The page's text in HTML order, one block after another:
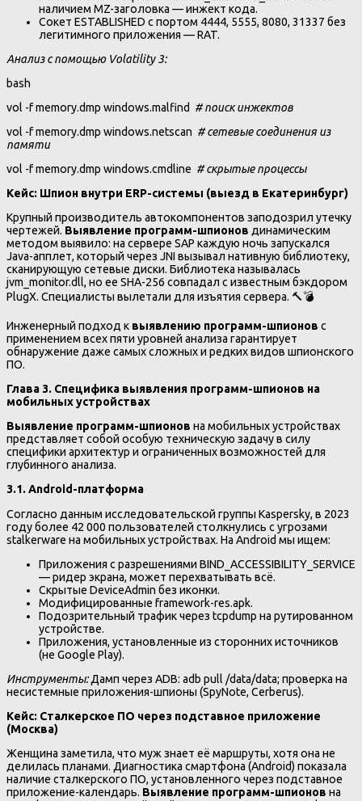
наличием MZ-заголовка — инжект кода.
Сокет ESTABLISHED с портом 4444, 5555, 8080, 31337 без
легитимного приложения — RAT.
Анализ с помощью Volatility 3:
bash
vol -f memory.dmp windows.malfind # поиск инжектов
vol -f memory.dmp windows.netscan # сетевые соединения из
памяти
vol -f memory.dmp windows.cmdline # скрытые процессы
Кейс: Шпион внутри ERP-системы (выезд в Екатеринбург)
Крупный производитель автокомпонентов заподозрил утечку
чертежей. Выявление программ-шпионов динамическим
методом выявило: на сервере SAP каждую ночь запускался
Java-апплет, который через JNI вызывал нативную библиотеку,
сканирующую сетевые диски. Библиотека называлась
jvm_monitor.dll, но ее SHA-256 совпадал с известным бэкдором
PlugX. Специалисты вылетали для изъятия сервера. 🔨💣
Инженерный подход к выявлению программ-шпионов с
применением всех пяти уровней анализа гарантирует
обнаружение даже самых сложных и редких видов шпионского
ПО.
Глава 3. Специфика выявления программ-шпионов на
мобильных устройствах
Выявление программ-шпионов на мобильных устройствах
представляет собой особую техническую задачу в силу
специфики архитектур и ограниченных возможностей для
глубинного анализа.
3.1. Android-платформа
Согласно данным исследовательской группы Kaspersky, в 2023
году более 42 000 пользователей столкнулись с угрозами
stalkerware на мобильных устройствах. На Android мы ищем:
Приложения с разрешениями BIND_ACCESSIBILITY_SERVICE
— ридер экрана, может перехватывать всё.
Скрытые DeviceAdmin без иконки.
Модифицированные framework-res.apk.
Подозрительный трафик через tcpdump на рутированном
устройстве.
Приложения, установленные из сторонних источников
(не Google Play).
Инструменты:Дамп через ADB: adb pull /data/data; проверка на
несистемные приложения-шпионы (SpyNote, Cerberus).
Кейс: Сталкерское ПО через подставное приложение
(Москва)
Женщина заметила, что муж знает её маршруты, хотя она не
делилась планами. Диагностика смартфона (Android) показала
наличие сталкерского ПО, установленного через подставное
приложение-календарь. Выявление программ-шпионов на